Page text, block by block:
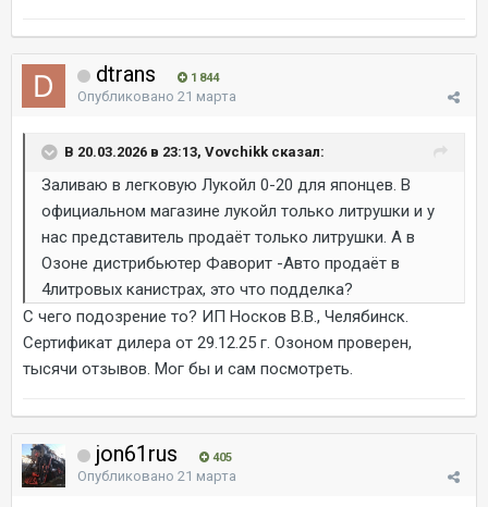
dtrans 1 844
Опубликовано 21 марта
В 20.03.2026 в 23:13, Vovchikk сказал:
Заливаю в легковую Лукойл 0-20 для японцев. В
официальном магазине лукойл только литрушки и у
нас представитель продаёт только литрушки. А в
Озоне дистрибьютер Фаворит -Авто продаёт в
4литровых канистрах, это что подделка?
С чего подозрение то? ИП Носков В.В., Челябинск.
Сертификат дилера от 29.12.25 г. Озоном проверен,
тысячи отзывов. Мог бы и сам посмотреть.
jon61rus 405
Опубликовано 21 марта